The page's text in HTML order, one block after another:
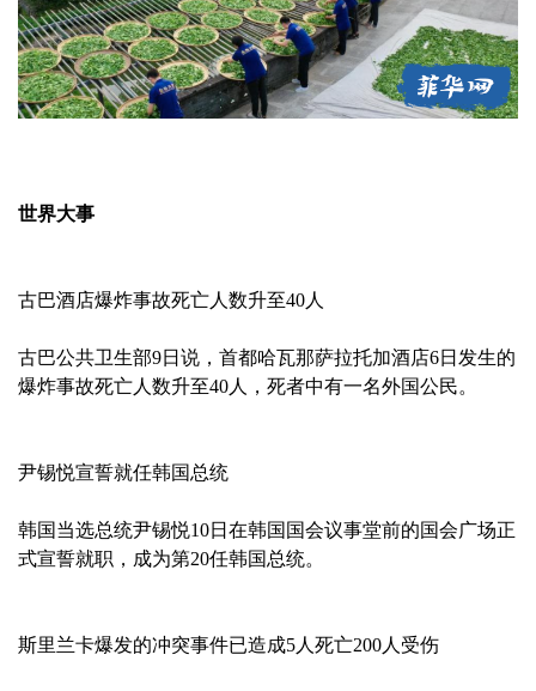
世界大事
古巴酒店爆炸事故死亡人数升至40人
古巴公共卫生部9日说，首都哈瓦那萨拉托加酒店6日发生的
爆炸事故死亡人数升至40人，死者中有一名外国公民。
尹锡悦宣誓就任韩国总统
韩国当选总统尹锡悦10日在韩国国会议事堂前的国会广场正
式宣誓就职，成为第20任韩国总统。
斯里兰卡爆发的冲突事件已造成5人死亡200人受伤